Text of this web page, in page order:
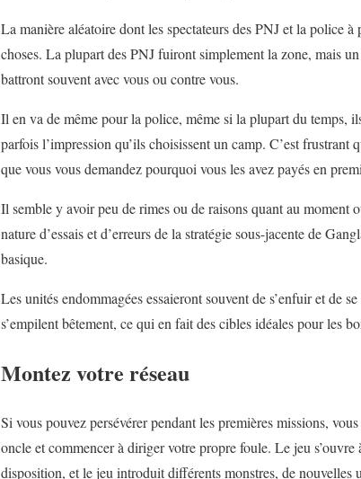
La manière aléatoire dont les spectateurs des PNJ et la police
choses. La plupart des PNJ fuiront simplement la zone, mais
battront souvent avec vous ou contre vous.
Il en va de même pour la police, même si la plupart du temps,
parfois l’impression qu’ils choisissent un camp. C’est
que vous vous demandez pourquoi vous les avez payés en
Il semble y avoir peu de rimes ou de raisons quant au moment
nature d’essais et d’erreurs de la stratégie sous-jacente de
basique.
Les unités endommagées essaieront souvent de s’enfuir et de
s’empilent bêtement, ce qui en fait des cibles idéales pour les
Montez votre réseau
Si vous pouvez persévérer pendant les premières missions,
oncle et commencer à diriger votre propre foule. Le jeu
disposition, et le jeu introduit différents monstres, de nouvelles